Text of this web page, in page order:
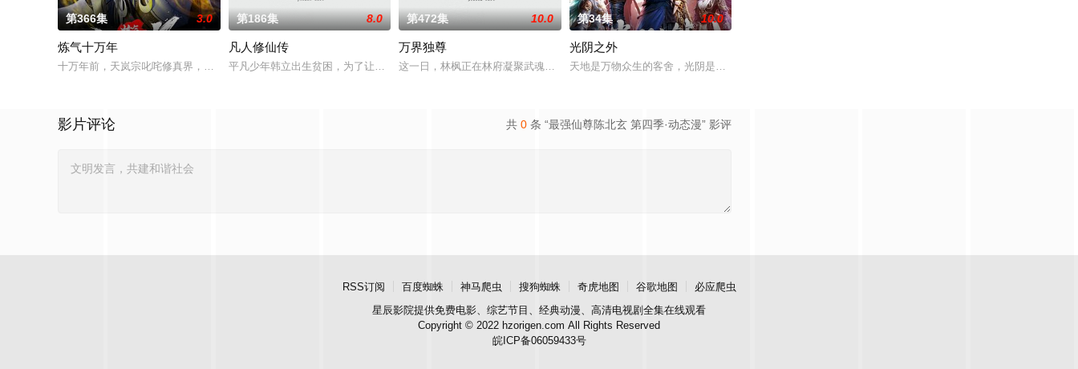
第366集 3.0
炼气十万年
十万年前，天岚宗叱咤修真界，宗内弟子皆是天骄，所向披靡。唯独开山弟子徐阳一直是炼气期，为突破修为早日飞升，徐阳闭
第186集 8.0
凡人修仙传
平凡少年韩立出生贫困，为了让家人过上更好的生活，自愿前去七玄门参加入门考核，最终被墨大夫收入门下。墨大夫一开始对
第472集 10.0
万界独尊
这一日，林枫正在林府凝聚武魂，不想，他才刚将剑武魂修炼成雏形，未婚妻姬漫夭就趁机夺走了他的武魂，还导致其差点吐血
第34集 10.0
光阴之外
天地是万物众生的客舍，光阴是古往今来的过客。苍天残面张开诡异之眼，所视之处生灵涂炭，化为永恒的禁
共 0 条 “最强仙尊陈北玄 第四季·动态漫” 影评
影片评论
RSS订阅 百度蜘蛛 神马爬虫 搜狗蜘蛛 奇虎地图 谷歌地图
必应爬虫
星辰影院提供免费电影、综艺节目、经典动漫、高清电视剧全集在线观看
Copyright © 2022 hzorigen.com All Rights Reserved
皖ICP备06059433号